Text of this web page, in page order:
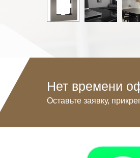
Нет времени
Оставьте заявку,